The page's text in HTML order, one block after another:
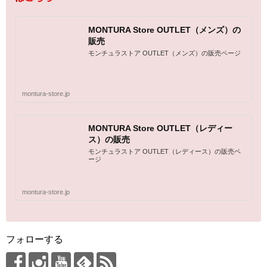
MONTURA Store OUTLET（メンズ）の
販売
モンチュラストア OUTLET（メンズ）の販売ページ
montura-store.jp
MONTURA Store OUTLET（レディー
ス）の販売
モンチュラストア OUTLET（レディース）の販売ペ
ージ
montura-store.jp
フォローする